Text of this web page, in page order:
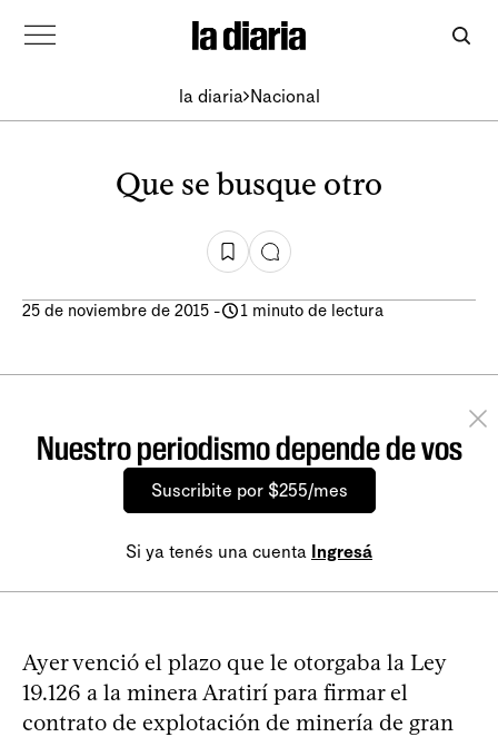
la diaria Nacional
Que se busque otro
25 de noviembre de 2015 - 1 minuto de lectura
Nuestro periodismo depende de vos
Suscribite por $255/mes
Si ya tenés una cuenta Ingresá
Ayer venció el plazo que le otorgaba la Ley
19.126 a la minera Aratirí para firmar el
contrato de explotación de minería de gran